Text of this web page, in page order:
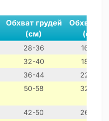
Обхват грудей
(см)
Обхват
(см)
28-36
16-26
32-40
18-28
36-44
22-32
50-58 32-42
42-50
26-36